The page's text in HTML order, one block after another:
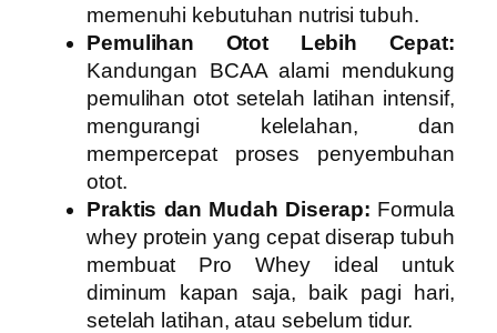
memenuhi kebutuhan nutrisi tubuh.
Pemulihan Otot Lebih Cepat:
Kandungan BCAA alami mendukung
pemulihan otot setelah latihan intensif,
mengurangi kelelahan, dan
mempercepat proses penyembuhan
otot.
Praktis dan Mudah Diserap: Formula
whey protein yang cepat diserap tubuh
membuat Pro Whey ideal untuk
diminum kapan saja, baik pagi hari,
setelah latihan, atau sebelum tidur.